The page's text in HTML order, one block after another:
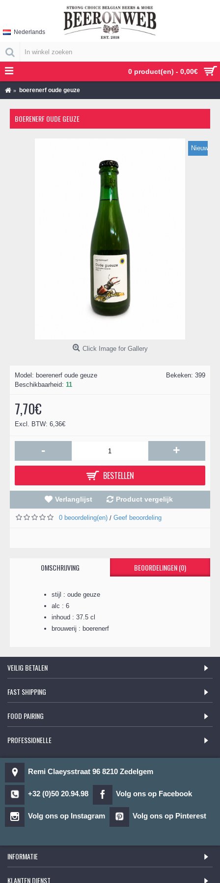
0 product(en) - 0,00€
Nederlands
boerenerf oude geuze
BOERENERF OUDE GEUZE
Nieuw
Click Image for Gallery
Bekeken: 399
Model: boerenerf oude geuze
Beschikbaarheid: 11
7,70€
Excl. BTW: 6,36€
- +
BESTELLEN
Verlanglijst Product vergelijk
0 beoordeling(en) / Geef beoordeling
OMSCHRIJVING BEOORDELINGEN (0)
stijl : oude geuze
alc : 6
inhoud : 37.5 cl
brouwerij : boerenerf
VEILIG BETALEN
FAST SHIPPING
FOOD PAIRING
PROFESSIONELLE
Remi Claeysstraat 96 8210 Zedelgem
+32 (0)50 20.94.98 Volg ons op Facebook
Volg ons op Instagram Volg ons op Pinterest
INFORMATIE
KLANTEN DIENST